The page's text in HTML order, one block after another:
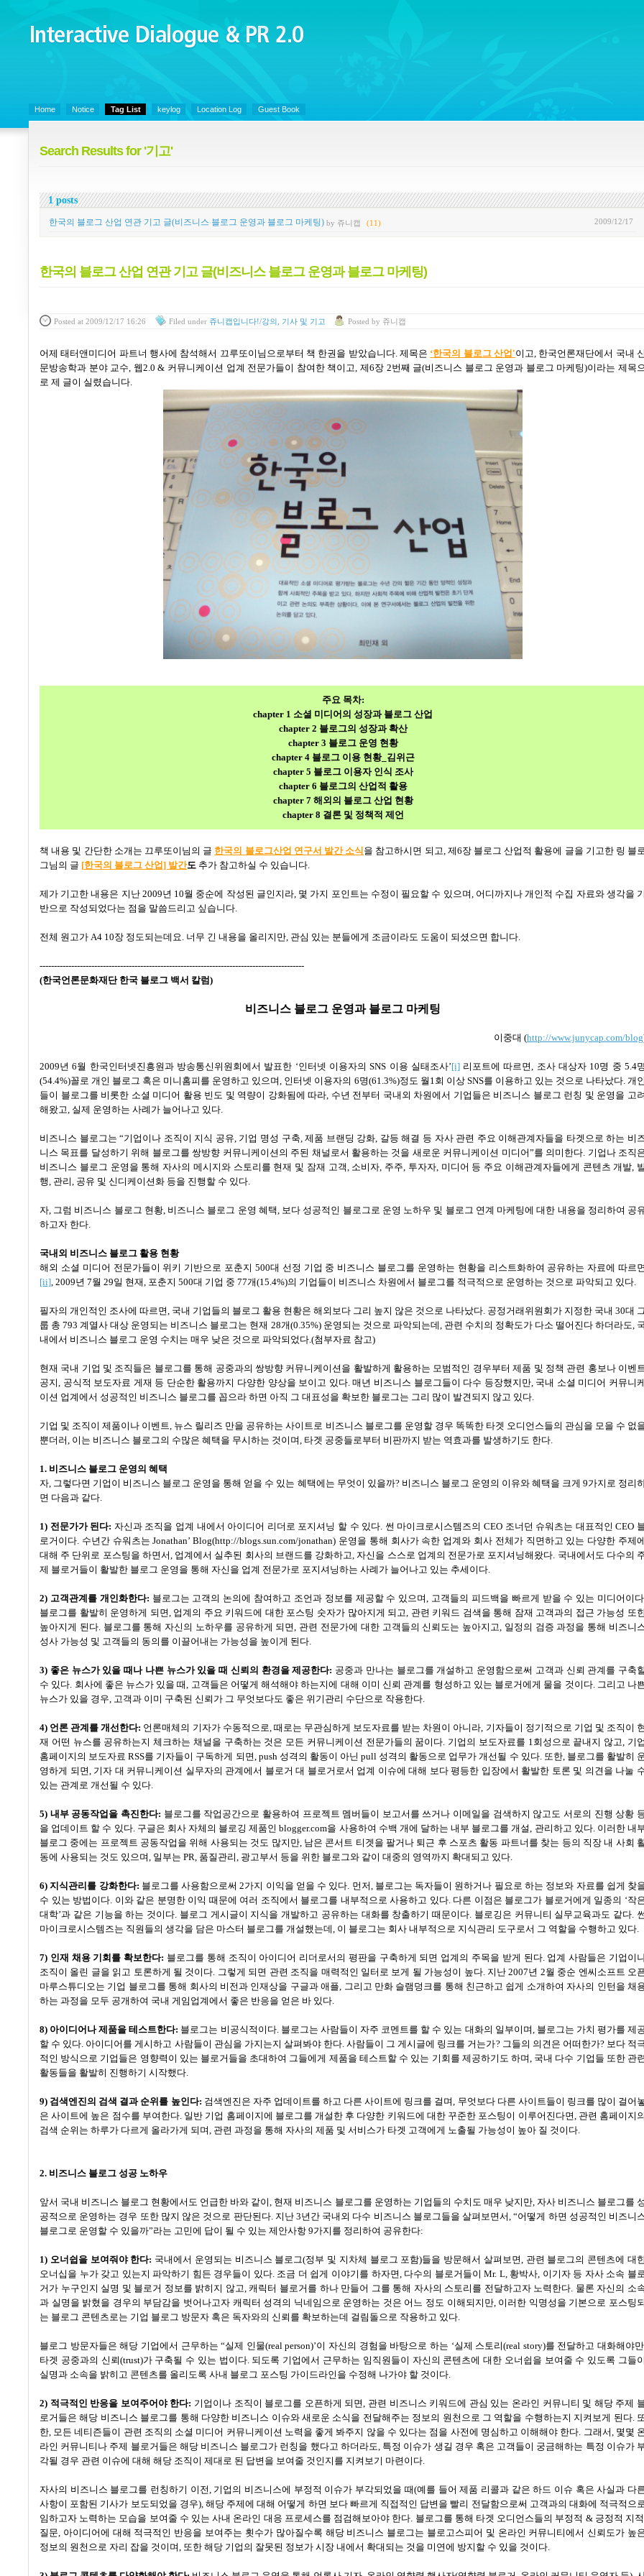
Interactive Dialogue &
PR 2.0
Home Notice Tag List keylog Location Log Guest Book
Search Results for '기고'
1 posts
2009/12/17
한국의 블로그 산업 연관 기고 글(비즈니스 블로그 운영과 블로그 마케팅) by 쥬니캡 (11)
한국의 블로그 산업 연관 기고 글(비즈니스 블로그 운영과 블로그 마케팅)
Posted at 2009/12/17 16:26 Filed under 쥬니캡입니다!/강의, 기사 및 기고 Posted by 쥬니캡
어제 태터앤미디어 파트너 행사에 참석해서 끄루또이님으로부터 책 한권을 받았습니다.제목은 ‘한국의 블로그 산업'이고, 한국언론재단에서 국내 신
문방송학과 분야 교수, 웹2.0 & 커뮤니케이션 업계 전문가들이 참여한 책이고, 제6장2번째 글(비즈니스 블로그 운영과 블로그 마케팅)이라는 제목
로 제 글이 실렸습니다.
주요 목차:
chapter 1 소셜 미디어의 성장과 블로그 산업
chapter 2 블로그의 성장과 확산
chapter 3 블로그 운영 현황
chapter 4 블로그 이용 현황_ 김위근
chapter 5 블로그 이용자 인식 조사
chapter 6 블로그의 산업적 활용
chapter 7 해외의 블로그 산업 현황
chapter 8 결론 및 정책적 제언
책 내용 및 간단한 소개는 끄루또이님의 글 한국의 블로그산업 연구서 발간 소식을 참고하시면 되고, 제6장 블로그 산업적 활용에 글을 기고한 링 블
그님의 글 [한국의 블로그 산업] 발간도 추가 참고하실 수 있습니다.
제가 기고한 내용은 지난2009년 10월 중순에 작성된 글인지라, 몇 가지 포인트는 수정이 필요할 수 있으며, 어디까지나 개인적 수집 자료와 생각을 기
반으로 작성되었다는 점을 말씀드리고 싶습니다.
전체 원고가 A4 10장 정도되는데요. 너무 긴 내용을 올리지만, 관심 있는 분들에게 조금이라도 도움이 되셨으면 합니다.
--------------------------------------------------------------------------------------------
(한국언론문화재단 한국 블로그 백서 칼럼 )
비즈니스 블로그 운영과 블로그 마케팅
이중대 (http://www.junycap.com/blog
2009년 6월 한국인터넷진흥원과 방송통신위원회에서 발표한 ‘인터넷 이용자의 SNS 이용 실태조사’[i] 리포트에 따르면, 조사 대상자 10명 중 5.4명
(54.4%)꼴로 개인 블로그 혹은 미니홈피를 운영하고 있으며, 인터넷 이용자의 6명(61.3%)정도 월 1회 이상SNS를 이용하고 있는 것으로 나타났다.개인
들이 블로그를 비롯한 소셜 미디어 활용 빈도 및 역량이 강화됨에 따라, 수년 전부터 국내외 차원에서 기업들은 비즈니스 블로그 런칭 및 운영을 고려
해왔고, 실제 운영하는 사례가 늘어나고 있다.
비즈니스 블로그는“기업이나 조직이 지식 공유, 기업 명성 구축,제품 브랜딩 강화, 갈등 해결 등 자사 관련 주요 이해관계자들을 타겟으로 하는 비
니스 목표를 달성하기 위해 블로그를 쌍방향 커뮤니케이션의 주된 채널로서 활용하는 것을 새로운 커뮤니케이션 미디어”를 의미한다. 기업나 조직
비즈니스 블로그 운영을 통해 자사의 메시지와 스토리를 현재 및 잠재 고객, 소비자, 주주, 투자자, 미디어 등 주요 이해관계자들에게 콘텐츠 개발,
행, 관리, 공유 및 신디케이션화 등을 진행할 수 있다.
자, 그럼 비즈니스 블로그 현황, 비즈니스 블로그 운영 혜택, 보다 성공적인 블로그로 운영 노하우 및 블로그 연계 마케팅에 대한 내용을 정리하여 공
하고자 한다.
국내외 비즈니스 블로그 활용 현황
해외 소셜 미디어 전문가들이 위키 기반으로 포춘지 500대 선정 기업 중 비즈니스 블로그를 운영하는 현황을 리스트화하여 공유하는 자료에 따르면
[ii], 2009년 7월 29일 현재, 포춘지 500대 기업 중 77개(15.4%)의 기업들이 비즈니스 차원에서 블로그를 적극적으로 운영하는 것으로 파악되고 있다.
필자의 개인적인 조사에 따르면, 국내 기업들의 블로그 활용 현황은 해외보다 그리 높지 않은 것으로 나타났다. 공정거래위원회가 지정한 국내 30대
룹 총793계열사 대상 운영되는 비즈니스 블로그는 현재 28개(0.35%) 운영되는 것으로 파악되는데, 관련 수치의 정확도가 다소 떨어진다 하더라도,
내에서 비즈니스 블로그 운영 수치는 매우 낮은 것으로 파악되었다.(첨부자료 참고)
현재 국내 기업 및 조직들은 블로그를 통해 공중과의 쌍방향 커뮤니케이션을 활발하게 활용하는 모범적인 경우부터 제품 및 정책 관련 홍보나 이벤
공지, 공식적 보도자료 게재 등 단순한 활용까지 다양한 양상을 보이고 있다.매년 비즈니스 블로그들이 다수 등장했지만, 국내 소셜 미디어 커뮤니케
이션 업계에서 성공적인 비즈니스 블로그를 꼽으라 하면 아직 그 대표성을 확보한 블로그는 그리 많이 발견되지 않고 있다.
기업 및 조직이 제품이나 이벤트, 뉴스 릴리즈 만을 공유하는 사이트로 비즈니스 블로그를 운영할 경우 똑똑한 타겟 오디언스들의 관심을 모을 수 없
뿐더러, 이는 비즈니스 블로그의 수많은 혜택을 무시하는 것이며, 타겟 공중들로부터 비판까지 받는 역효과를 발생하기도 한다.
1. 비즈니스 블로그 운영의 혜택
자, 그렇다면 기업이 비즈니스 블로그 운영을 통해 얻을 수 있는 혜택에는 무엇이 있을까? 비즈니스 블로그 운영의 이유와 혜택을 크게 9가지로 정리
면 다음과 같다.
1) 전문가가 된다: 자신과 조직을 업계 내에서 아이디어 리더로 포지셔닝 할 수 있다. 썬 마이크로시스템즈의 CEO 조너던 슈워츠는 대표적인 CEO
로거이다. 수년간 슈워츠는Jonathan’ Blog(http://blogs.sun.com/jonathan) 운영을 통해 회사가 속한 업계와 회사 전체가 직면하고 있는 다양한 주제에
대해 주 단위로 포스팅을 하면서, 업계에서 실추된 회사의 브랜드를 강화하고,자신을 스스로 업계의 전문가로 포지셔닝해왔다. 국내에서도 다수의
제 블로거들이 활발한 블로그 운영을 통해 자신을 업계 전문가로 포지셔닝하는 사례가 늘어나고 있는 추세이다.
2) 고객관계를 개인화한다: 블로그는 고객의 논의에 참여하고 조언과 정보를 제공할 수 있으며, 고객들의 피드백을 빠르게 받을 수 있는 미디어이다
블로그를 활발히 운영하게 되면, 업계의 주요 키워드에 대한 포스팅 숫자가 많아지게 되고, 관련 키워드 검색을 통해 잠재 고객과의 접근 가능성 또
높아지게 된다. 블로그를 통해 자신의 노하우를 공유하게 되면, 관련 전문가에 대한 고객들의 신뢰도는 높아지고, 일정의 검증 과정을 통해 비즈니
성사 가능성 및 고객들의 동의를 이끌어내는 가능성을 높이게 된다.
3) 좋은 뉴스가 있을 때나 나쁜 뉴스가 있을 때 신뢰의 환경을 제공한다: 공중과 만나는 블로그를 개설하고 운영함으로써 고객과 신뢰 관계를 구축
수 있다. 회사에 좋은 뉴스가 있을 때, 고객들은 어떻게 해석해야 하는지에 대해 이미 신뢰 관계를 형성하고 있는 블로거에게 물을 것이다. 그리고 나
뉴스가 있을 경우, 고객과 이미 구축된 신뢰가 그 무엇보다도 좋은 위기관리 수단으로 작용한다.
4) 언론 관계를 개선한다: 언론매체의 기자가 수동적으로, 때로는 무관심하게 보도자료를 받는 차원이 아니라, 기자들이 정기적으로 기업 및 조직이 현
재 어떤 뉴스를 공유하는지 체크하는 채널을 구축하는 것은 모든 커뮤니케이션 전문가들의 꿈이다. 기업의 보도자료를 1회성으로 끝내지 않고, 기업
홈페이지의 보도자료 RSS를 기자들이 구독하게 되면, push 성격의 활동이 아닌 pull 성격의 활동으로 업무가 개선될 수 있다. 또한, 블로그를 활발히
영하게 되면, 기자 대 커뮤니케이션 실무자의 관계에서 블로거 대 블로거로서 업계 이슈에 대해 보다 평등한 입장에서 활발한 토론 및 의견을 나눌
있는 관계로 개선될 수 있다.
5) 내부 공동작업을 촉진한다: 블로그를 작업공간으로 활용하여 프로젝트 멤버들이 보고서를 쓰거나 이메일을 검색하지 않고도 서로의 진행 상황
을 업데이트 할 수 있다. 구글은 회사 자체의 블로깅 제품인 blogger.com을 사용하여 수백 개에 달하는 내부 블로그를 개설, 관리하고 있다. 이러한 내
블로그 중에는 프로젝트 공동작업을 위해 사용되는 것도 많지만, 남은 콘서트 티겟을 팔거나 퇴근 후 스포츠 활동 파트너를 찾는 등의 직장 내 사회
동에 사용되는 것도 있으며, 일부는 PR, 품질관리, 광고부서 등을 위한 블로그와 같이 대중의 영역까지 확대되고 있다.
6)지식관리를 강화한다: 블로그를 사용함으로써 2가지 이익을 얻을 수 있다. 먼저, 블로그는 독자들이 원하거나 필요로 하는 정보와 자료를 쉽게 찾
수 있는 방법이다. 이와 같은 분명한 이익 때문에 여러 조직에서 블로그를 내부적으로 사용하고 있다. 다른 이점은 블로그가 블로거에게 일종의 ‘작
대학’과 같은 기능을 하는 것이다. 블로그 게시글이 지식을 개발하고 공유하는 대화를 창출하기 때문이다. 블로깅은 커뮤니티 실무교육과도 같다. 썬
마이크로시스템즈는 직원들의 생각을 담은 마스터 블로그를 개설했는데, 이 블로그는 회사 내부적으로 지식관리 도구로서 그 역할을 수행하고 있다.
7) 인재 채용 기회를 확보한다: 블로그를 통해 조직이 아이디어 리더로서의 평판을 구축하게 되면 업계의 주목을 받게 된다. 업계 사람들은 기업이
조직이 올린 글을 읽고 토론하게 될 것이다. 그렇게 되면 관련 조직을 매력적인 일터로 보게 될 가능성이 높다. 지난 2007년 2월 중순 엔씨소프트 오
마루스튜디오는 기업 블로그를 통해 회사의 비전과 인재상을 구글과 애플, 그리고 만화 슬램덩크를 통해 친근하고 쉽게 소개하여 자사의 인턴을 채
하는 과정을 모두 공개하여 국내 게임업계에서 좋은 반응을 얻은 바 있다.
8) 아이디어나 제품을 테스트한다: 블로그는 비공식적이다. 블로그는 사람들이 자주 코멘트를 할 수 있는 대화의 일부이며, 블로그는 가치 평가를 제
할 수 있다. 아이디어를 게시하고 사람들이 관심을 가지는지 살펴봐야 한다.사람들이 그 게시글에 링크를 거는가? 그들의 의견은 어떠한가? 보다 적
적인 방식으로 기업들은 영향력이 있는 블로거들을 초대하여 그들에게 제품을 테스트할 수 있는 기회를 제공하기도 하며, 국내 다수 기업들 또한 관련
활동들을 활발히 진행하기 시작했다.
9) 검색엔진의 검색 결과 순위를 높인다: 검색엔진은 자주 업데이트를 하고 다른 사이트에 링크를 걸며, 무엇보다 다른 사이트들이 링크를 많이 걸어
은 사이트에 높은 점수를 부여한다. 일반 기업 홈페이지에 블로그를 개설한 후 다양한 키워드에 대한 꾸준한 포스팅이 이루어진다면, 관련 홈페이지의
검색 순위는 하루가 다르게 올라가게 되며, 관련 과정을 통해 자사의 제품 및 서비스가 타겟 고객에게 노출될 가능성이 높아 질 것이다.
2. 비즈니스 블로그 성공 노하우
앞서 국내 비즈니스 블로그 현황에서도 언급한 바와 같이, 현재 비즈니스 블로그를 운영하는 기업들의 수치도 매우 낮지만, 자사 비즈니스 블로그를 성
공적으로 운영하는 경우 또한 많지 않은 것으로 판단된다. 지난3년간 국내외 다수 비즈니스 블로그들을 살펴보면서, “어떻게 하면 성공적인 비즈니
블로그로 운영할 수 있을까”라는 고민에 답이 될 수 있는 제안사항 9가지를 정리하여 공유한다:
1) 오너쉽을 보여줘야 한다: 국내에서 운영되는 비즈니스 블로그(정부 및 지차체 블로그 포함)들을 방문해서 살펴보면, 관련 블로그의 콘텐츠에 대
오너십을 누가 갖고 있는지 파악하기 힘든 경우들이 있다. 조금 더 쉽게 이야기를 하자면, 다수의 블로거들이 Mr. L, 황박사, 이기자 등 자사 소속 블
거가 누구인지 실명 및 블로거 정보를 밝히지 않고,캐릭터 블로거를 하나 만들어 그를 통해 자사의 스토리를 전달하고자 노력한다. 물론 자신의 소
과 실명을 밝혔을 경우의 부담감을 벗어나고자 캐릭터 성격의 닉네임으로 운영하는 것은 어느 정도 이해되지만, 이러한 익명성을 기본으로 포스팅되
는 블로그 콘텐츠로는 기업 블로그 방문자 혹은 독자와의 신뢰를 확보하는데 걸림돌으로 작용하고 있다.
블로그 방문자들은 해당 기업에서 근무하는“실제 인물(real person)’이 자신의 경험을 바탕으로 하는 ‘실제 스토리(real story)를 전달하고 대화해야만
타겟 공중과의 신뢰(trust)가 구축될 수 있는 법이다. 되도록 기업에서 근무하는 임직원들이 자신의 콘텐츠에 대한 오너쉽을 보여줄 수 있도록 그들이
실명과 소속을 밝히고 콘텐츠를 올리도록 사내 블로그 포스팅 가이드라인을 수정해 나가야 할 것이다.
2) 적극적인 반응을 보여주어야 한다: 기업이나 조직이 블로그를 오픈하게 되면, 관련 비즈니스 키워드에 관심 있는 온라인 커뮤니티 및 해당 주제
로거들은 해당 비즈니스 블로그를 통해 다양한 비즈니스 이슈와 새로운 소식을 전달해주는 정보의 원천으로 그 역할을 수행하는지 지켜보게 된다.
한, 모든 네티즌들이 관련 조직의 소셜 미디어 커뮤니케이션 노력을 좋게 봐주지 않을 수 있다는 점을 사전에 명심하고 이해해야 한다. 그래서, 몇몇
라인 커뮤니티나 주제 블로거들은 해당 비즈니스 블로그가 런칭을 했다고 하더라도, 특정 이슈가 생길 경우 혹은 고객들이 궁금해하는 특정 이슈가
각될 경우 관련 이슈에 대해 해당 조직이 제대로 된 답변을 보여줄 것인지를 지켜보기 마련이다.
자사의 비즈니스 블로그를 런칭하기 이전, 기업의 비즈니스에 부정적 이슈가 부각되었을 때(예를 들어 제품 리콜과 같은 하드 이슈 혹은 사실과 다
사항이 포함된 기사가 보도되었을 경우), 해당 주제에 대해 어떻게 하면 보다 빠르게 직접적인 답변을 빨리 전달함으로써 고객과의 대화에 적극적으
임하고자 노력하는 모습을 보여줄 수 있는 사내 온라인 대응 프로세스를 점검해보아야 한다. 블로그를 통해 타겟 오디언스들의 부정적 & 긍정적 지적
질문, 아이디어에 대해 적극적인 반응을 보여주는 횟수가 많아질수록 해당 비즈니스 블로그는 블로고스피어 및 온라인 커뮤니티에서 신뢰도가 높
정보의 원천으로 자리 잡을 것이며, 또한 해당 기업의 잘못된 정보가 시장 내에서 확대되는 것을 미연에 방지할 수 있을 것이다.